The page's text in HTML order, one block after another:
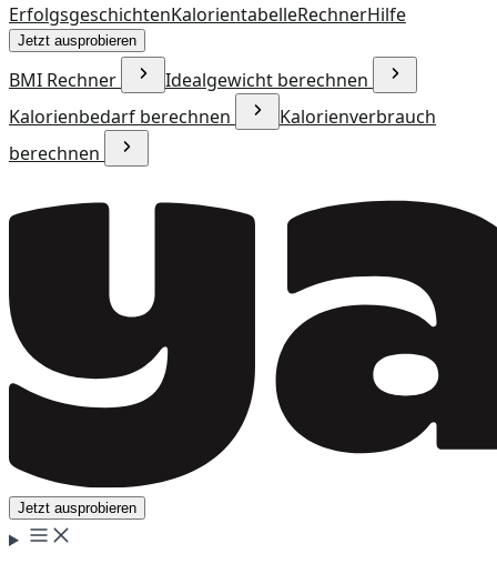
ErfolgsgeschichtenKalorientabelleRechnerHilfe
Jetzt ausprobieren
BMI Rechner
Idealgewicht berechnen
Kalorienbedarf berechnen
Kalorienverbrauch
berechnen
Jetzt ausprobieren